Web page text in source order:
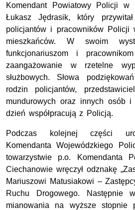
Komendant Powiatowy Policji w
Łukasz Jędrasik, który
policjantów i pracowników Policji
mieszkańców. W swoim
funkcjonariuszom i
zaangażowanie w rzetelne
służbowych. Słowa
rodzin policjantów,
mundurowych oraz innych osób
dzień współpracują z Policją.
Podczas kolejnej części
Komendanta Wojewódzkiego
towarzystwie p.o. Komendanta
Ciechanowie wręczył odznakę
Mariuszowi Matusiakowi –
Ruchu Drogowego. Następnie
mianowania na wyższe